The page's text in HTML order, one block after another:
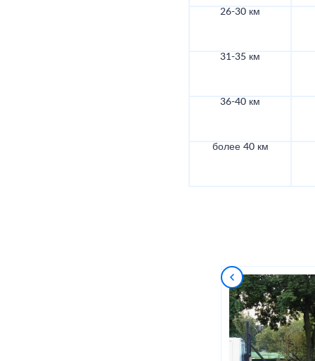
26-30 км
31-35 км
36-40 км
более 40 км